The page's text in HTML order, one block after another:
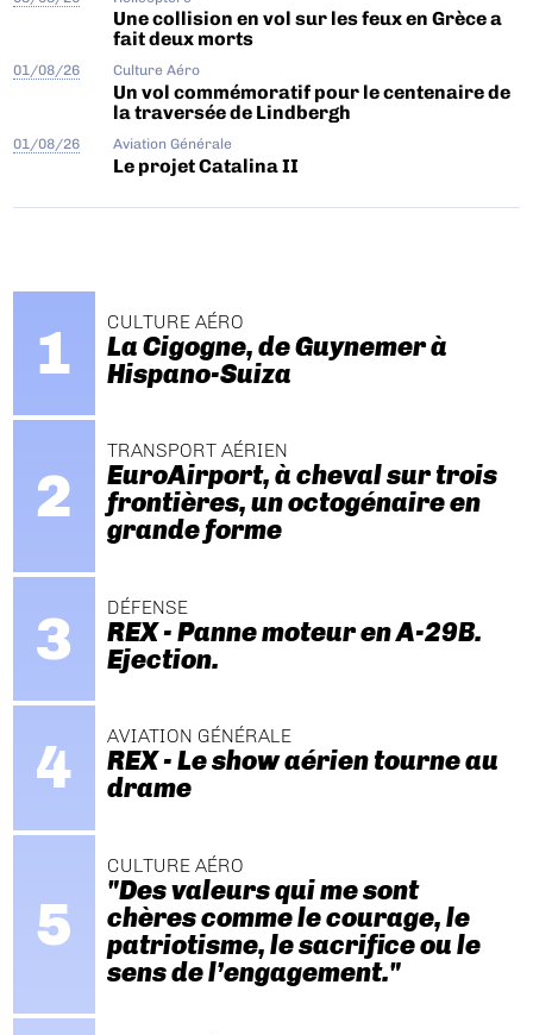
Une collision en vol sur les feux en Grèce a
fait deux morts
01/08/26 Culture Aéro
Un vol commémoratif pour le centenaire de
la traversée de Lindbergh
01/08/26 Aviation Générale
Le projet Catalina II
CULTURE AÉRO
La Cigogne, de Guynemer à
Hispano-Suiza
TRANSPORT AÉRIEN
EuroAirport, à cheval sur trois
frontières, un octogénaire en
grande forme
DÉFENSE
REX - Panne moteur en A-29B.
Ejection.
AVIATION GÉNÉRALE
REX - Le show aérien tourne au
drame
CULTURE AÉRO
"Des valeurs qui me sont
chères comme le courage, le
patriotisme, le sacrifice ou le
sens de l’engagement."